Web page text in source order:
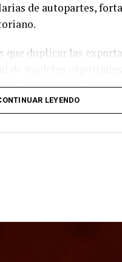
de autopartes,
que duplicar las
y
LEYENDO